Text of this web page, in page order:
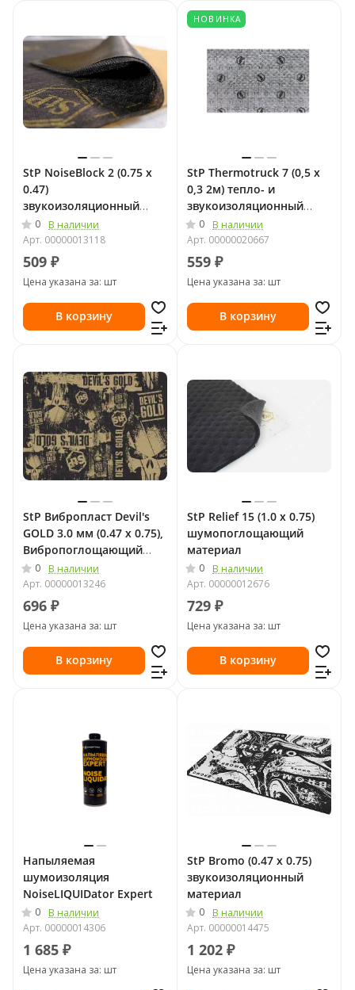
StP NoiseBlock 2 (0.75 х
0.47)
звукоизоляционный
материал
0
В наличии
Арт. 00000013118
509 ₽
Цена указана за: шт
В корзину
НОВИНКА
StP Thermotruck 7 (0,5 х
0,3 2м) тепло- и
звукоизоляционный
материал
0
В наличии
Арт. 00000020667
559 ₽
Цена указана за: шт
В корзину
StP Вибропласт Devil's
GOLD 3.0 мм (0.47 х 0.75),
Вибропоглощающий
материал
0
В наличии
Арт. 00000013246
696 ₽
Цена указана за: шт
В корзину
StP Relief 15 (1.0 х 0.75)
шумопоглощающий
материал
0
В наличии
Арт. 00000012676
729 ₽
Цена указана за: шт
В корзину
Напыляемая
шумоизоляция
NoiseLIQUIDator Expert
0
В наличии
Арт. 00000014306
1 685 ₽
Цена указана за: шт
StP Bromo (0.47 х 0.75)
звукоизоляционный
материал
0
В наличии
Арт. 00000014475
1 202 ₽
Цена указана за: шт